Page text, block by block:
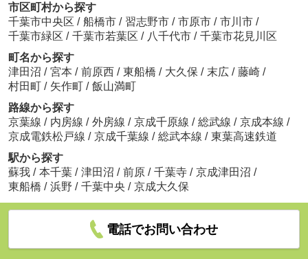
市区町村から探す
千葉市中央区 / 船橋市 / 習志野市 / 市原市 / 市川市 /
千葉市緑区 / 千葉市若葉区 / 八千代市 / 千葉市花見川区
町名から探す
津田沼 / 宮本 / 前原西 / 東船橋 / 大久保 / 末広 / 藤崎 /
村田町 / 矢作町 / 飯山満町
路線から探す
京葉線 / 内房線 / 外房線 / 京成千原線 / 総武線 / 京成本線 /
京成電鉄松戸線 / 京成千葉線 / 総武本線 / 東葉高速鉄道
駅から探す
蘇我 / 本千葉 / 津田沼 / 前原 / 千葉寺 / 京成津田沼 /
東船橋 / 浜野 / 千葉中央 / 京成大久保
電話でお問い合わせ